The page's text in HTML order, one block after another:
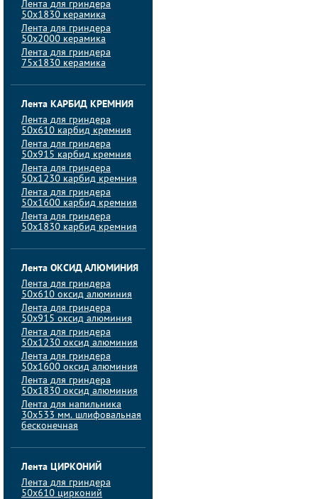
Лента для гриндера
50х1830 керамика
Лента для гриндера
50х2000 керамика
Лента для гриндера
75х1830 керамика
Лента КАРБИД КРЕМНИЯ
Лента для гриндера
50х610 карбид кремния
Лента для гриндера
50х915 карбид кремния
Лента для гриндера
50х1230 карбид кремния
Лента для гриндера
50х1600 карбид кремния
Лента для гриндера
50х1830 карбид кремния
Лента ОКСИД АЛЮМИНИЯ
Лента для гриндера
50х610 оксид алюминия
Лента для гриндера
50х915 оксид алюминия
Лента для гриндера
50х1230 оксид алюминия
Лента для гриндера
50х1600 оксид алюминия
Лента для гриндера
50х1830 оксид алюминия
Лента для напильника
30х533 мм. шлифовальная
бесконечная
Лента ЦИРКОНИЙ
Лента для гриндера
50х610 цирконий